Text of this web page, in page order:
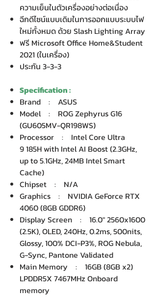
ความเย็นในตัวเครื่องอย่างต่อเนื่อง
ฉีกดีไซน์แบบเดิมในการออกแบบระบบไฟ
ใหม่ทั้งหมด ด้วย Slash Lighting Array
ฟรี Microsoft Office Home&Student
2021 (ในเครื่อง)
ประกัน 3-3-3
Specification :
Brand : ASUS
Model : ROG Zephyrus G16
(GU605MV-QR198WS)
Processor : Intel Core Ultra
9 185H with Intel AI Boost (2.3GHz,
up to 5.1GHz, 24MB Intel Smart
Cache)
Chipset : N/A
Graphics : NVIDIA GeForce RTX
4060 (8GB GDDR6)
Display Screen : 16.0" 2560x1600
(2.5K), OLED, 240Hz, 0.2ms, 500nits,
Glossy, 100% DCI-P3%, ROG Nebula,
G-Sync, Pantone Validated
Main Memory : 16GB (8GB x2)
LPDDR5X 7467MHz Onboard
memory